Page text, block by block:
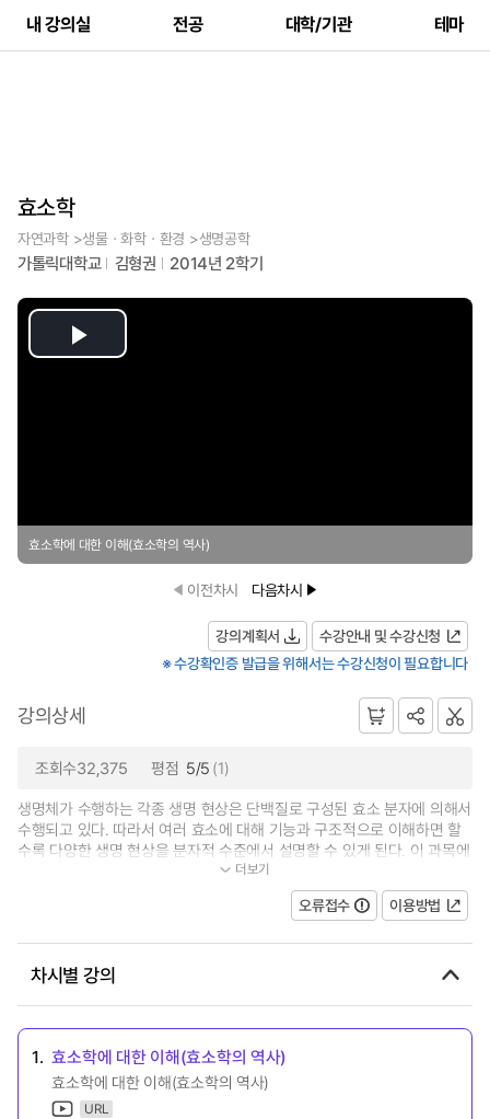
내 강의실 전공 대학/기관 테마
효소학
자연과학 >생물ㆍ화학ㆍ환경 >생명공학
가톨릭대학교 김형권 2014년 2학기
Play
효소학에 대한 이해(효소학의 역사)
이전차시 다음차시
강의계획서
수강안내 및 수강신청
※ 수강확인증 발급을 위해서는 수강신청이 필요합니다
강의상세
조회수32,375 평점 5/5 (1)
생명체가 수행하는 각종 생명 현상은 단백질로 구성된 효소 분자에 의해서
수행되고 있다. 따라서 여러 효소에 대해 기능과 구조적으로 이해하면 할
수록 다양한 생명 현상을 분자적 수준에서 설명할 수 있게 된다. 이 과목에
서는 효소의 구조 및 작용기작에... 더보기
오류접수 이용방법
차시별 강의
1. 효소학에 대한 이해(효소학의 역사)
효소학에 대한 이해(효소학의 역사)
URL